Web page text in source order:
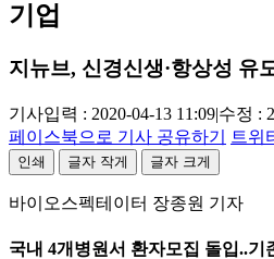
기업
지뉴브, 신경신생·항상성 유
기사입력 : 2020-04-13 11:09|수정 :
페이스북으로 기사 공유하기
트위
인쇄 글자 작게 글자 크게
바이오스펙테이터 장종원 기자
국내 4개병원서 환자모집 돌입..